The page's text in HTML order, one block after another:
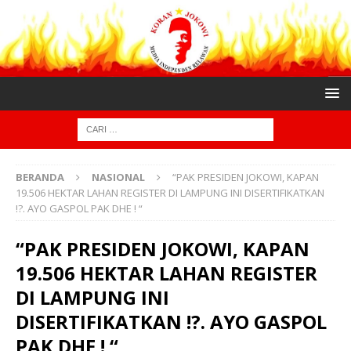
BERANDA NASIONAL
“PAK PRESIDEN JOKOWI, KAPAN
19.506 HEKTAR LAHAN REGISTER DI LAMPUNG INI DISERTIFIKATKAN
!?. AYO GASPOL PAK DHE ! “
“PAK PRESIDEN JOKOWI, KAPAN
19.506 HEKTAR LAHAN REGISTER
DI LAMPUNG INI
DISERTIFIKATKAN !?. AYO GASPOL